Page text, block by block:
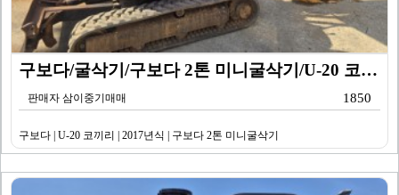
구보다/굴삭기/구보다 2톤 미니굴삭기/U-20 코끼리/…
판매자 삼이중기매매 1850
구보다 | U-20 코끼리 | 2017년식 | 구보다 2톤 미니굴삭기